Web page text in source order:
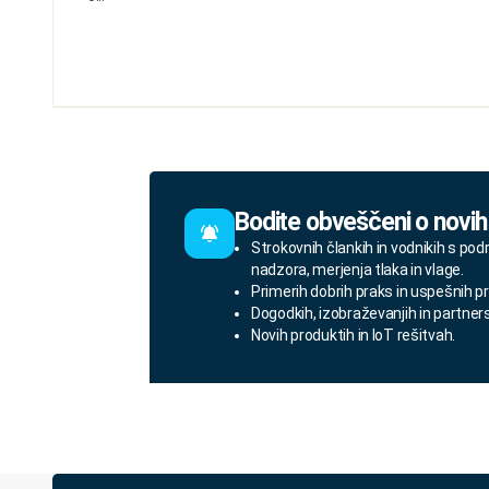
Bodite obveščeni o
Strokovnih člankih in vodnikih s
nadzora, merjenja tlaka in vlage.
Primerih dobrih praks in uspešnih
Dogodkih, izobraževanjih in
Novih produktih in IoT rešitvah.